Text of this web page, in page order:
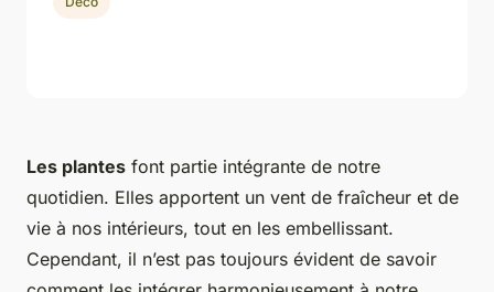
Les plantes font partie intégrante de notre
quotidien. Elles apportent un vent de fraîcheur et de
vie à nos intérieurs, tout en les embellissant.
Cependant, il n’est pas toujours évident de savoir